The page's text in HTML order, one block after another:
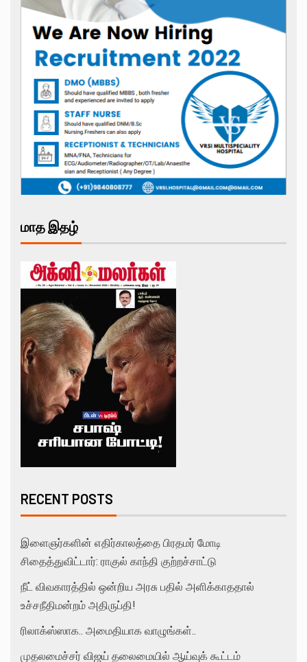
மாத இதழ்
RECENT POSTS
இளைஞர்களின் எதிர்காலத்தை பிரதமர் மோடி
சிதைத்துவிட்டார்: ராகுல் காந்தி குற்றச்சாட்டு
நீட் விவகாரத்தில் ஒன்றிய அரசு பதில் அளிக்காததால்
உச்சநீதிமன்றம் அதிருப்தி!
ரிலாக்ஸ்ஸாக.. அமைதியாக வாழுங்கள்..
முதலமைச்சர் விஜய் தலைமையில் ஆய்வுக் கூட்டம்